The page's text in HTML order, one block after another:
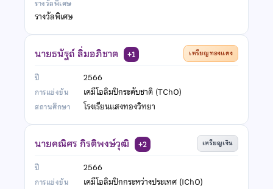
รางวัลพิเศษ
นายธนัฐถ์ ลิ่มอภิชาต +1
2566
เคมีโอลิมปิกระดับชาติ (TChO)
เหรียญทองแดง
โรงเรียนแสงทองวิทยา
นายคณิศร กิรติพงษ์วุฒิ +2
2566
เคมีโอลิมปิกกระหว่างประเทศ (IChO)
เหรียญเงิน